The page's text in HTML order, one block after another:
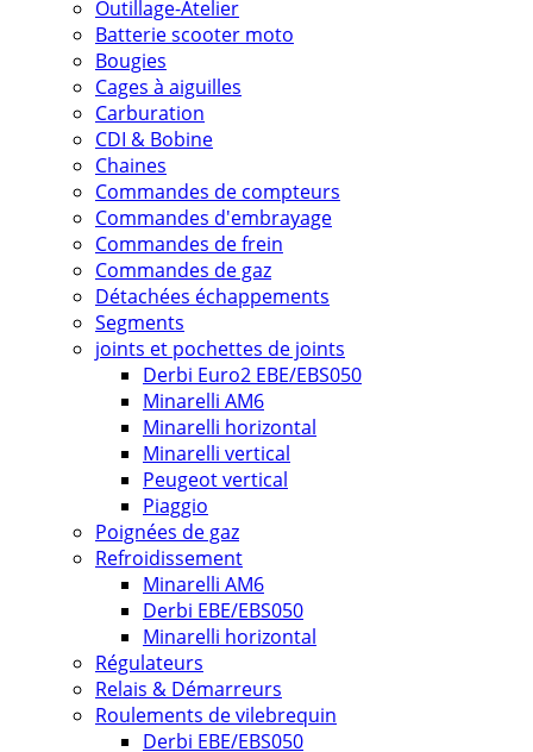
Outillage-Atelier
Batterie scooter moto
Bougies
Cages à aiguilles
Carburation
CDI & Bobine
Chaines
Commandes de compteurs
Commandes d'embrayage
Commandes de frein
Commandes de gaz
Détachées échappements
Segments
joints et pochettes de joints
Derbi Euro2 EBE/EBS050
Minarelli AM6
Minarelli horizontal
Minarelli vertical
Peugeot vertical
Piaggio
Poignées de gaz
Refroidissement
Minarelli AM6
Derbi EBE/EBS050
Minarelli horizontal
Régulateurs
Relais & Démarreurs
Roulements de vilebrequin
Derbi EBE/EBS050